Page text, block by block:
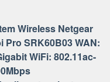
Wireless Netgear
Pro SRK60B03 WAN:
WiFi: 802.11ac-